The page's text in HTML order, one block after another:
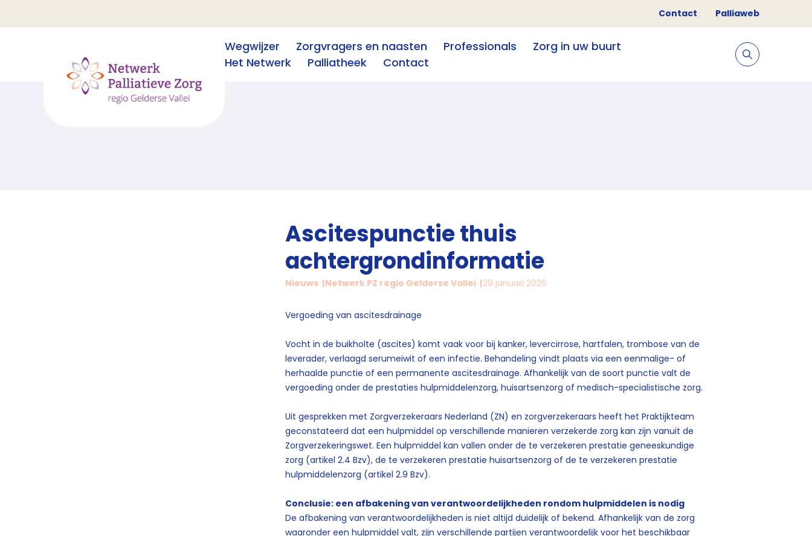
Contact Palliaweb
Wegwijzer Zorgvragers en naasten Professionals
Zorg in uw buurt
Het Netwerk
Palliatheek Contact
Ascitespunctie thuis
achtergrondinformatie
Nieuws Netwerk PZ regio Gelderse Vallei 29 januari 2026
Vergoeding van ascitesdrainage
Vocht in de buikholte (ascites) komt vaak voor bij kanker, levercirrose, hartfalen, trombose van de
leverader, verlaagd serumeiwit of een infectie. Behandeling vindt plaats via een eenmalige- of
herhaalde punctie of een permanente ascitesdrainage. Afhankelijk van de soort punctie valt de
vergoeding onder de prestaties hulpmiddelenzorg, huisartsenzorg of medisch-specialistische zorg.
Uit gesprekken met Zorgverzekeraars Nederland (ZN) en zorgverzekeraars heeft het Praktijkteam
geconstateerd dat een hulpmiddel op verschillende manieren verzekerde zorg kan zijn vanuit de
Zorgverzekeringswet. Een hulpmiddel kan vallen onder de te verzekeren prestatie geneeskundige
zorg (artikel 2.4 Bzv), de te verzekeren prestatie huisartsenzorg of de te verzekeren prestatie
hulpmiddelenzorg (artikel 2.9 Bzv).
Conclusie: een afbakening van verantwoordelijkheden rondom hulpmiddelen is nodig
De afbakening van verantwoordelijkheden is niet altijd duidelijk of bekend. Afhankelijk van de zorg
waaronder een hulpmiddel valt, zijn verschillende partijen verantwoordelijk voor het beschikbaar